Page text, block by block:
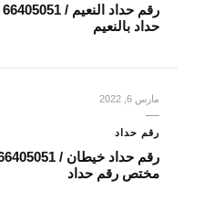
حداد بالنعيم
مارس 6, 2022
رقم حداد
مختص رقم حداد